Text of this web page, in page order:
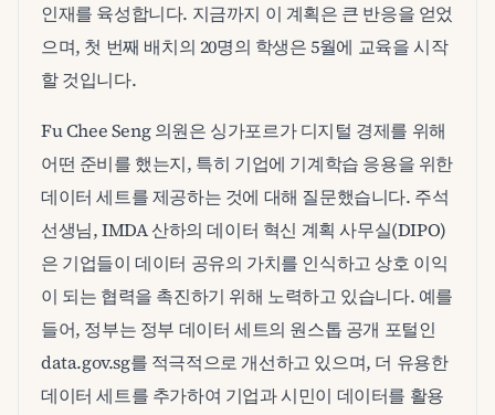
인재를 육성합니다. 지금까지 이 계획은 큰 반응을 얻었
으며, 첫 번째 배치의 20명의 학생은 5월에 교육을 시작
할 것입니다.
Fu Chee Seng 의원은 싱가포르가 디지털 경제를 위해
어떤 준비를 했는지, 특히 기업에 기계학습 응용을 위한
데이터 세트를 제공하는 것에 대해 질문했습니다. 주석
선생님, IMDA 산하의 데이터 혁신 계획 사무실(DIPO)
은 기업들이 데이터 공유의 가치를 인식하고 상호 이익
이 되는 협력을 촉진하기 위해 노력하고 있습니다. 예를
들어, 정부는 정부 데이터 세트의 원스톱 공개 포털인
data.gov.sg를 적극적으로 개선하고 있으며, 더 유용한
데이터 세트를 추가하여 기업과 시민이 데이터를 활용